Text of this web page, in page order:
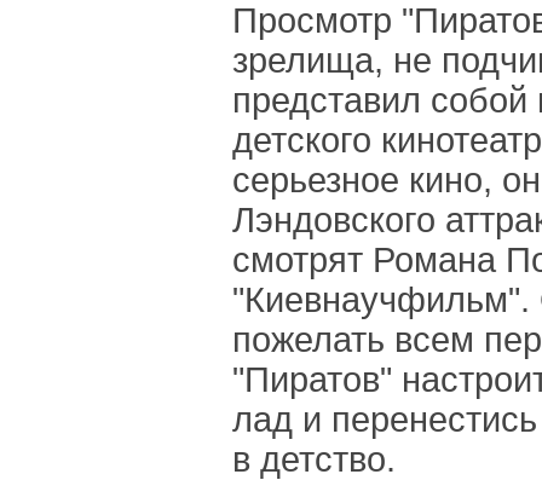
Просмотр
зрелища, не
представил
детского
серьезное кино,
Лэндовского
смотрят Романа
"Киевнаучфильм".
пожелать всем
"Пиратов"
лад и
в детство.